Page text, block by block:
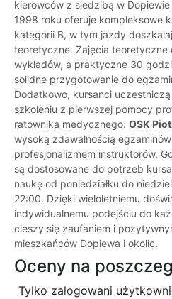
kierowców z siedzibą w
1998 roku oferuje kompleksowe
kategorii B, w tym jazdy
teoretyczne. Zajęcia teoretyczne
wykładów, a praktyczne 30
solidne przygotowanie do
Dodatkowo, kursanci
szkoleniu z pierwszej pomocy
ratownika medycznego. OSK
wysoką zdawalnością
profesjonalizmem instruktorów.
są dostosowane do potrzeb
naukę od poniedziałku do
22:00. Dzięki wieloletniemu
indywidualnemu podejściu do
cieszy się zaufaniem i
mieszkańców Dopiewa i okolic.
Oceny na
Tylko zalogowani